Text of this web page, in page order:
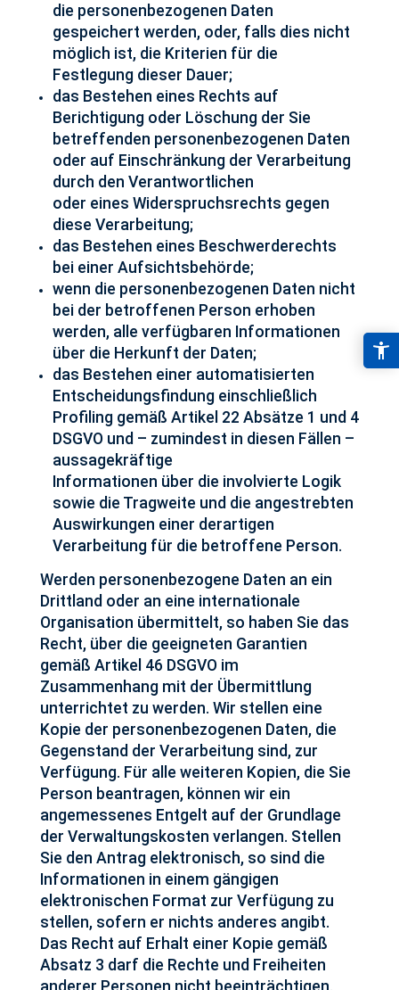
die personenbezogenen Daten
gespeichert werden, oder, falls dies nicht
möglich ist, die Kriterien für die
Festlegung dieser Dauer;
das Bestehen eines Rechts auf
Berichtigung oder Löschung der Sie
betreffenden personenbezogenen Daten
oder auf Einschränkung der Verarbeitung
durch den Verantwortlichen
oder eines Widerspruchsrechts gegen
diese Verarbeitung;
das Bestehen eines Beschwerderechts
bei einer Aufsichtsbehörde;
wenn die personenbezogenen Daten nicht
bei der betroffenen Person erhoben
werden, alle verfügbaren Informationen
über die Herkunft der Daten;
das Bestehen einer automatisierten
Entscheidungsfindung einschließlich
Profiling gemäß Artikel 22 Absätze 1 und 4
DSGVO und – zumindest in diesen Fällen –
aussagekräftige
Informationen über die involvierte Logik
sowie die Tragweite und die angestrebten
Auswirkungen einer derartigen
Verarbeitung für die betroffene Person.
Werden personenbezogene Daten an ein
Drittland oder an eine internationale
Organisation übermittelt, so haben Sie das
Recht, über die geeigneten Garantien
gemäß Artikel 46 DSGVO im
Zusammenhang mit der Übermittlung
unterrichtet zu werden. Wir stellen eine
Kopie der personenbezogenen Daten, die
Gegenstand der Verarbeitung sind, zur
Verfügung. Für alle weiteren Kopien, die Sie
Person beantragen, können wir ein
angemessenes Entgelt auf der Grundlage
der Verwaltungskosten verlangen. Stellen
Sie den Antrag elektronisch, so sind die
Informationen in einem gängigen
elektronischen Format zur Verfügung zu
stellen, sofern er nichts anderes angibt.
Das Recht auf Erhalt einer Kopie gemäß
Absatz 3 darf die Rechte und Freiheiten
anderer Personen nicht beeinträchtigen.